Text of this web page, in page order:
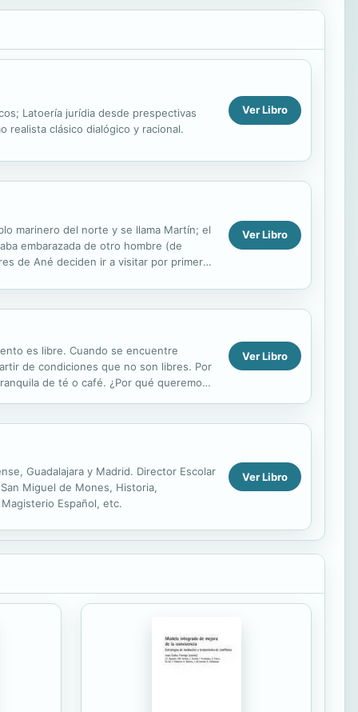
Latoería jurídia desde prespectivas
realista clásico dialógico y racional.
Ver Libro
marinero del norte y se llama Martín; el
embarazada de otro hombre (de
de Ané deciden ir a visitar por primera
Ver Libro
es libre. Cuando se encuentre
de condiciones que no son libres. Por
de té o café. ¿Por qué queremos
Ver Libro
Guadalajara y Madrid. Director Escolar
Miguel de Mones, Historia,
Español, etc.
Ver Libro